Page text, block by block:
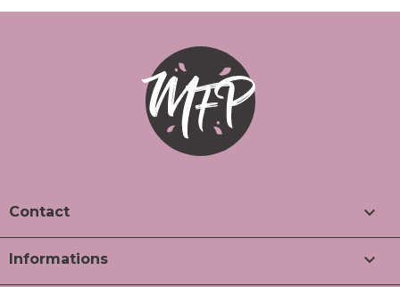
Contact 
Informations 